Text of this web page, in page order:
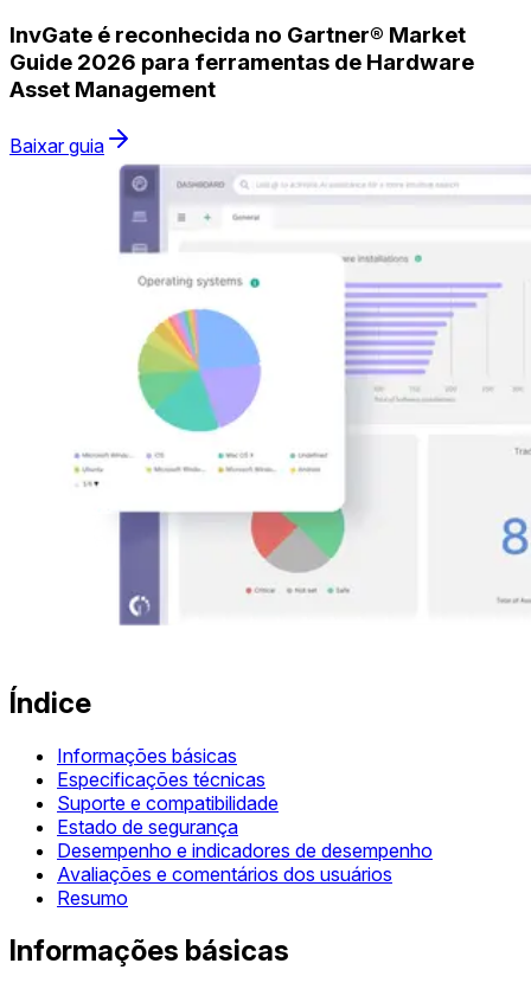
InvGate é reconhecida no Gartner® Market
Guide 2026 para ferramentas de Hardware
Asset Management
Baixar guia
Índice
Informações básicas
Especificações técnicas
Suporte e compatibilidade
Estado de segurança
Desempenho e indicadores de desempenho
Avaliações e comentários dos usuários
Resumo
Informações básicas